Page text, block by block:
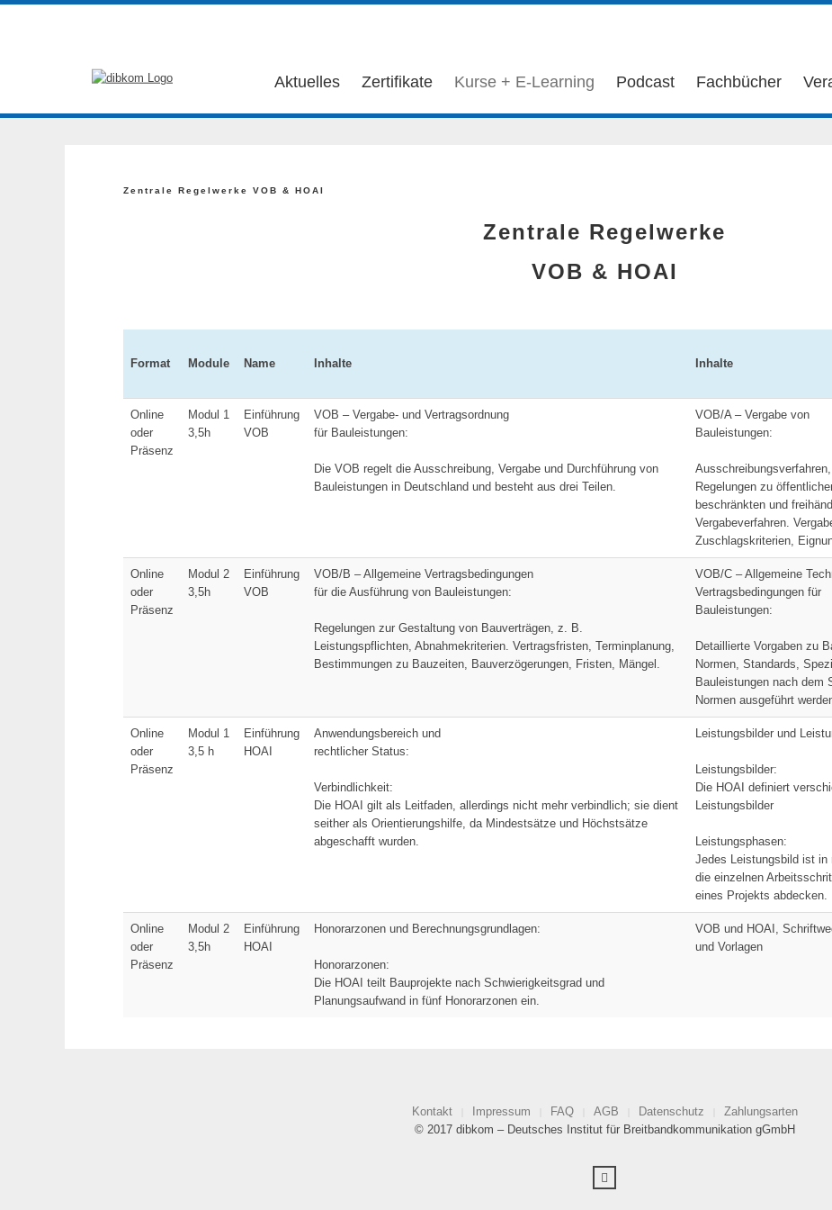
Aktuelles Zertifikate Kurse + E-Learning Podcast Fachbücher
Zentrale Regelwerke VOB & HOAI
Zentrale Regelwerke
VOB & HOAI
Format Module Name Inhalte Inhalte
Online
oder
Präsenz
Modul 1
3,5h
Einführung
VOB
VOB – Vergabe- und Vertragsordnung
für Bauleistungen:
Die VOB regelt die Ausschreibung, Vergabe und Durchführung von
Bauleistungen in Deutschland und besteht aus drei Teilen.
VOB/A – Vergabe von
Bauleistungen:
Ausschreibungsverfahren,
Regelungen zu
beschränkten und
Vergabeverfahren.
Zuschlagskriterien,
Online
oder
Präsenz
Modul 2
3,5h
Einführung
VOB
VOB/B – Allgemeine Vertragsbedingungen
für die Ausführung von Bauleistungen:
Regelungen zur Gestaltung von Bauverträgen, z. B.
Leistungspflichten, Abnahmekriterien. Vertragsfristen, Terminplanung,
Bestimmungen zu Bauzeiten, Bauverzögerungen, Fristen, Mängel.
VOB/C – Allgemeine
Vertragsbedingungen für
Bauleistungen:
Detaillierte Vorgaben zu
Normen, Standards,
Bauleistungen nach dem
Normen ausgeführt
Online
oder
Präsenz
Modul 1
3,5 h
Einführung
HOAI
Anwendungsbereich und
rechtlicher Status:
Verbindlichkeit:
Die HOAI gilt als Leitfaden, allerdings nicht mehr verbindlich; sie dient
seither als Orientierungshilfe, da Mindestsätze und Höchstsätze
abgeschafft wurden.
Leistungsbilder und
Leistungsbilder:
Die HOAI definiert
Leistungsbilder
Leistungsphasen:
Jedes Leistungsbild ist in
die einzelnen
eines Projekts abdecken.
Online
oder
Präsenz
Modul 2
3,5h
Einführung
HOAI
Honorarzonen und Berechnungsgrundlagen:
Honorarzonen:
Die HOAI teilt Bauprojekte nach Schwierigkeitsgrad und
Planungsaufwand in fünf Honorarzonen ein.
VOB und HOAI,
und Vorlagen
Kontakt Impressum FAQ AGB Datenschutz
Zahlungsarten
© 2017 dibkom – Deutsches Institut für Breitbandkommunikation gGmbH